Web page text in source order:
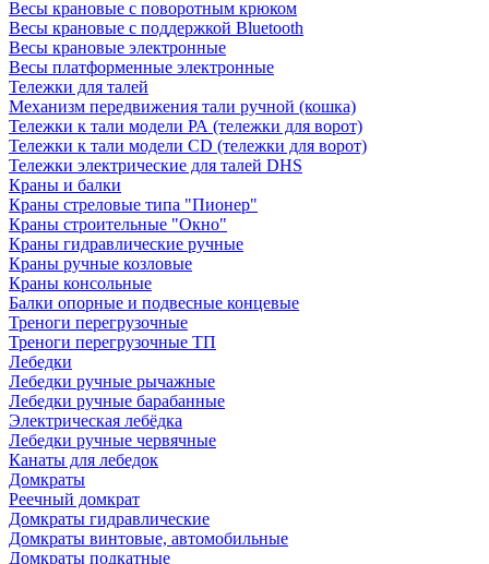
Весы крановые с поворотным крюком
Весы крановые с поддержкой Bluetooth
Весы крановые электронные
Весы платформенные электронные
Тележки для талей
Механизм передвижения тали ручной (кошка)
Тележки к тали модели РА (тележки для ворот)
Тележки к тали модели CD (тележки для ворот)
Тележки электрические для талей DHS
Краны и балки
Краны стреловые типа "Пионер"
Краны строительные "Окно"
Краны гидравлические ручные
Краны ручные козловые
Краны консольные
Балки опорные и подвесные концевые
Треноги перегрузочные
Треноги перегрузочные ТП
Лебедки
Лебедки ручные рычажные
Лебедки ручные барабанные
Электрическая лебёдка
Лебедки ручные червячные
Канаты для лебедок
Домкраты
Реечный домкрат
Домкраты гидравлические
Домкраты винтовые, автомобильные
Домкраты подкатные